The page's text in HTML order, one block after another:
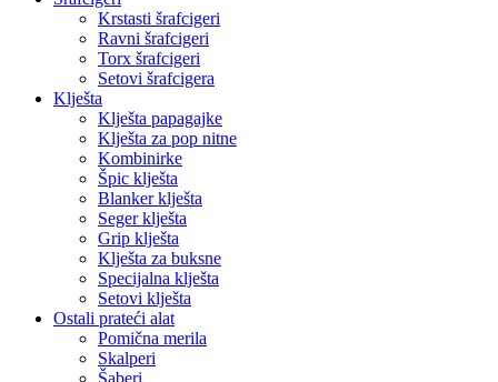
Krstasti šrafcigeri
Ravni šrafcigeri
Torx šrafcigeri
Setovi šrafcigera
Klješta
Klješta papagajke
Klješta za pop nitne
Kombinirke
Špic klješta
Blanker klješta
Seger klješta
Grip klješta
Klješta za buksne
Specijalna klješta
Setovi klješta
Ostali prateći alat
Pomična merila
Skalperi
Šaberi